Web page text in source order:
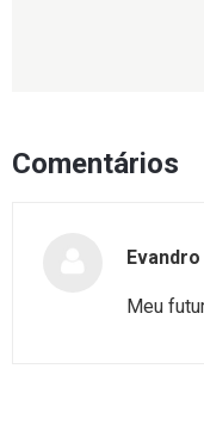
Comentários
Evandro
Meu